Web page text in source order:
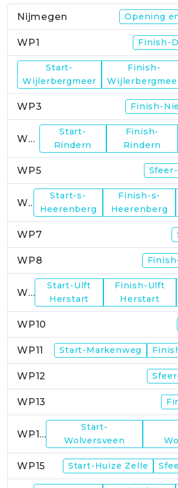
Nijmegen Opening
WP1 Finish-
Start-
Wijlerbergmeer
Finish-
WP3 Finish-
WP4
Start-
Rindern
Finish-
Rindern
WP5
WP6
Start-s-
Heerenberg
Finish-s-
Heerenberg
WP7
WP8
WP9
Start-Ulft
Herstart
Finish-Ulft
Herstart
WP10
WP11 Start-Markenweg
WP12
WP13
WP14
Start-
Wolversveen
WP15 Start-Huize Zelle